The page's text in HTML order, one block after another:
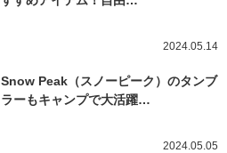
2024.05.14
Snow Peak（スノーピーク）のタンブ
ラーもキャンプで大活躍…
2024.05.05